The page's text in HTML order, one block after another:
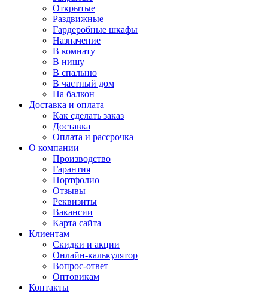
Открытые
Раздвижные
Гардеробные шкафы
Назначение
В комнату
В нишу
В спальню
В частный дом
На балкон
Доставка и оплата
Как сделать заказ
Доставка
Оплата и рассрочка
О компании
Производство
Гарантия
Портфолио
Отзывы
Реквизиты
Вакансии
Карта сайта
Клиентам
Скидки и акции
Онлайн-калькулятор
Вопрос-ответ
Оптовикам
Контакты